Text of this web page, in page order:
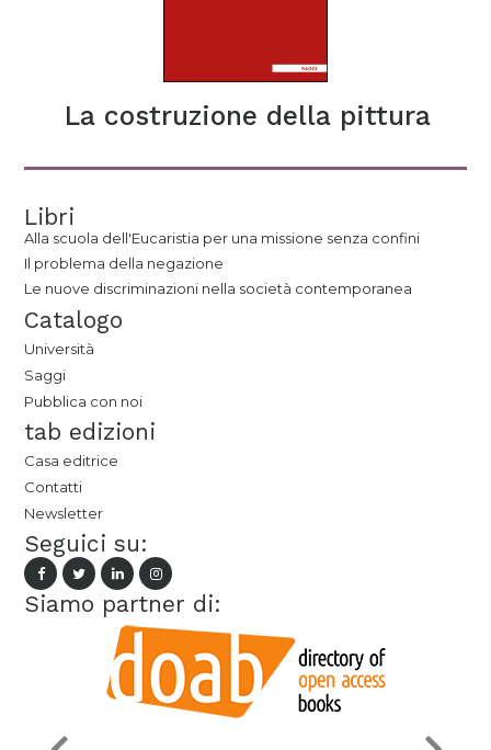
La costruzione della pittura
Libri
Alla scuola dell'Eucaristia per una missione senza confini
Il problema della negazione
Le nuove discriminazioni nella società contemporanea
Catalogo
Università
Saggi
Pubblica con noi
tab edizioni
Casa editrice
Contatti
Newsletter
Seguici su:
Siamo partner di: